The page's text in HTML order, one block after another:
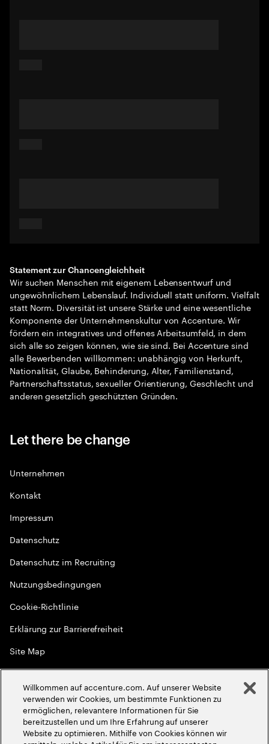
Statement zur Chancengleichheit
Wir suchen Menschen mit eigenem Lebensentwurf und
ungewöhnlichem Lebenslauf. Individuell statt uniform. Vielfalt
statt Norm. Diversität ist unsere Stärke und eine wesentliche
Komponente der Unternehmenskultur von Accenture. Wir
fördern ein integratives und offenes Arbeitsumfeld, in dem
sich alle so zeigen können, wie sie sind. Bei Accenture sind
alle Bewerbenden willkommen: unabhängig von Herkunft,
Nationalität, Glaube, Behinderung, Alter, Familienstand,
Partnerschaftsstatus, sexueller Orientierung, Geschlecht und
anderen gesetzlich geschützten Gründen.
Let there be change
Unternehmen
Kontakt
Impressum
Datenschutz
Datenschutz im Recruiting
Nutzungsbedingungen
Cookie-Richtlinie
Erklärung zur Barrierefreiheit
Site Map
Globale Meritokratie
2026Accenture. Alle Rechte vorbehalten
Willkommen auf accenture.com. Auf unserer Website
verwenden wir Cookies, um bestimmte Funktionen zu
ermöglichen, relevantere Informationen für Sie
bereitzustellen und um Ihre Erfahrung auf unserer
Website zu optimieren. Mithilfe von Cookies können wir